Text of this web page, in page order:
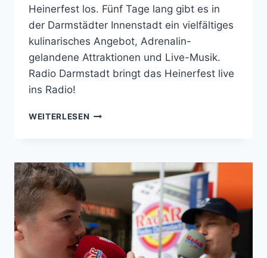
Heinerfest los. Fünf Tage lang gibt es in
der Darmstädter Innenstadt ein vielfältiges
kulinarisches Angebot, Adrenalin-
gelandene Attraktionen und Live-Musik.
Radio Darmstadt bringt das Heinerfest live
ins Radio!
WEITERLESEN RADIO
SOUND
DES
HEINERFESTS
RADIO